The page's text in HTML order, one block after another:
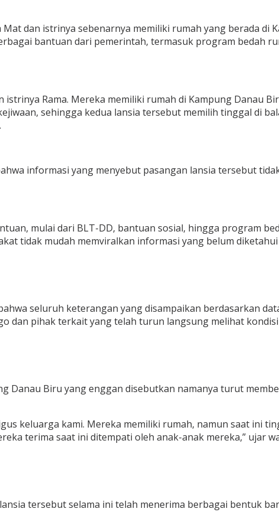
dan istrinya sebenarnya memiliki rumah yang berada di
bantuan dari pemerintah, termasuk program bedah
istrinya Rama. Mereka memiliki rumah di Kampung Danau
sehingga kedua lansia tersebut memilih tinggal di
informasi yang menyebut pasangan lansia tersebut
mulai dari BLT-DD, bantuan sosial, hingga program
tidak mudah memviralkan informasi yang belum
seluruh keterangan yang disampaikan berdasarkan
dan pihak terkait yang telah turun langsung melihat
Danau Biru yang enggan disebutkan namanya turut
keluarga kami. Mereka memiliki rumah, namun saat ini
terima saat ini ditempati oleh anak-anak mereka,” ujar
tersebut selama ini telah menerima berbagai bentuk